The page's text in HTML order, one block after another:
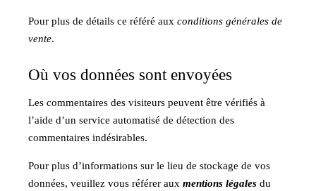
Pour plus de détails ce référé aux conditions générales de
vente.
Où vos données sont envoyées
Les commentaires des visiteurs peuvent être vérifiés à
l’aide d’un service automatisé de détection des
commentaires indésirables.
Pour plus d’informations sur le lieu de stockage de vos
données, veuillez vous référer aux mentions légales du